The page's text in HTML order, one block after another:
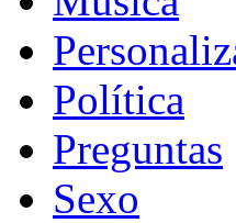
Política
Preguntas
Sexo